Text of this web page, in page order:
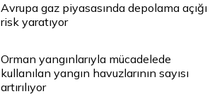
Avrupa gaz piyasasında depolama açığı
risk yaratıyor
Orman yangınlarıyla mücadelede
kullanılan yangın havuzlarının sayısı
artırılıyor